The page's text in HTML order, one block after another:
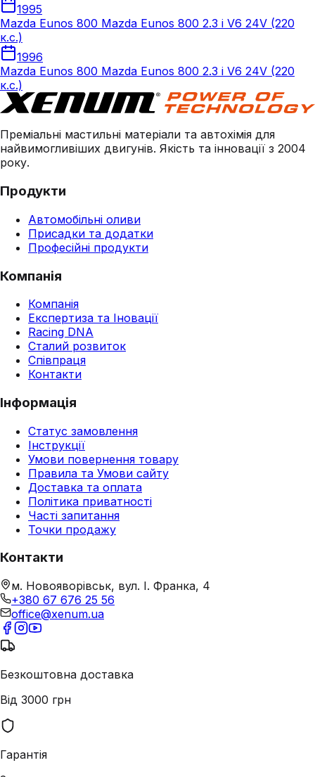
1995
Mazda Eunos 800 Mazda Eunos 800 2.3 i V6 24V (220
к.с.)
1996
Mazda Eunos 800 Mazda Eunos 800 2.3 i V6 24V (220
к.с.)
Преміальні мастильні матеріали та автохімія для
найвимогливіших двигунів. Якість та інновації з 2004
року.
Продукти
Автомобільні оливи
Присадки та додатки
Професійні продукти
Компанія
Компанія
Експертиза та Іновації
Racing DNA
Сталий розвиток
Співпраця
Контакти
Інформація
Статус замовлення
Інструкції
Умови повернення товару
Правила та Умови сайту
Доставка та оплата
Політика приватності
Часті запитання
Точки продажу
Контакти
м. Новояворівськ, вул. І. Франка, 4
+380 67 676 25 56
office@xenum.ua
Безкоштовна доставка
Від 3000 грн
Гарантія